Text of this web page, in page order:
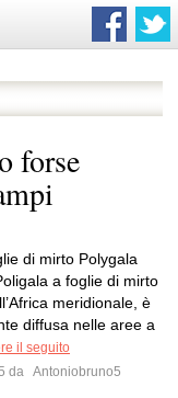
forse
di mirto Polygala
a foglie di mirto
meridionale, è
diffusa nelle aree a
il seguito
da Antoniobruno5